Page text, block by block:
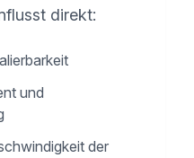
direkt:
und
der